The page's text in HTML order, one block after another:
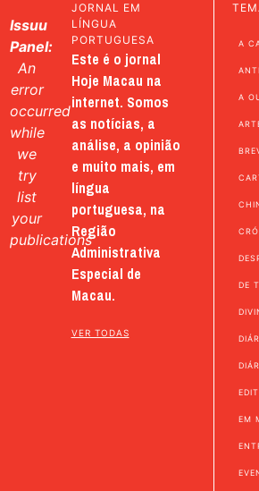
Issuu
Panel:
An
error
occurred
while
we
try
list
your
publications
JORNAL EM
LÍNGUA
PORTUGUESA
Este é o jornal
Hoje Macau na
internet. Somos
as notícias, a
análise, a opinião
e muito mais, em
língua
portuguesa, na
Região
Administrativa
Especial de
Macau.
VER TODAS
A
A
DE
EM